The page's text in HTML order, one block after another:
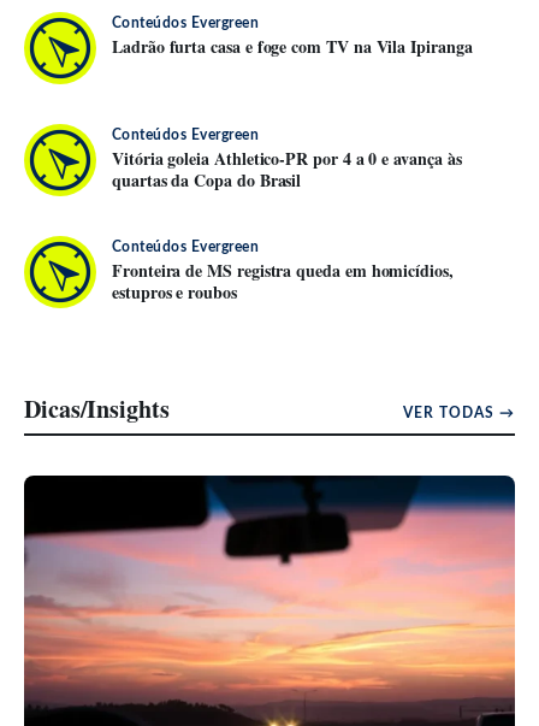
Conteúdos Evergreen
Ladrão furta casa e foge com TV na Vila Ipiranga
Conteúdos Evergreen
Vitória goleia Athletico-PR por 4 a 0 e avança às
quartas da Copa do Brasil
Conteúdos Evergreen
Fronteira de MS registra queda em homicídios,
estupros e roubos
Dicas/Insights VER TODAS →